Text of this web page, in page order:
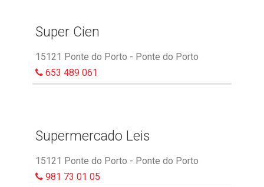
Super Cien
15121 Ponte do Porto - Ponte do Porto
653 489 061
Supermercado Leis
15121 Ponte do Porto - Ponte do Porto
981 73 01 05